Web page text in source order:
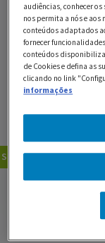
100 g de farinha
125 g de açúcar
200 ml de Natas
4 c. de sopa de
GUARDAR
Sobremesas
audiências, conhecer
nos permita a nós e aos
conteúdos adaptados
fornecer
conteúdos
de Cookies e defina as
clicando no link
informações